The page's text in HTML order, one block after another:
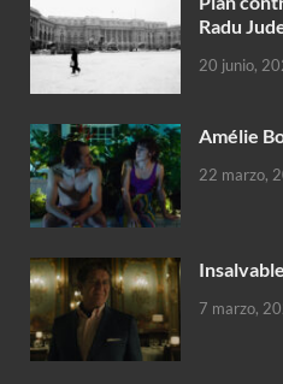
Radu
20 junio,
Amélie
22 marzo,
7 marzo,